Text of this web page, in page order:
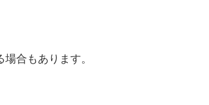
合もあります。